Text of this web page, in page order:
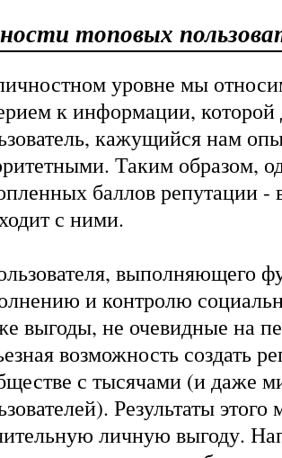
топовых
уровне мы
к информации, которой
кажущийся нам
Таким образом,
баллов репутации -
с ними.
выполняющего
и контролю
выгоды, не очевидные на
возможность создать
с тысячами (и даже
Результаты
личную выгоду.